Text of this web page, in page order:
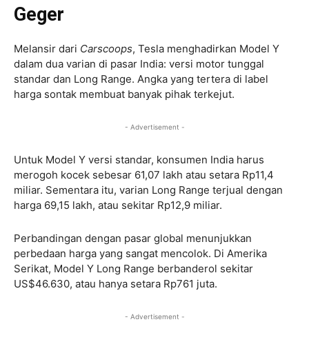
Geger
Melansir dari Carscoops, Tesla menghadirkan Model Y
dalam dua varian di pasar India: versi motor tunggal
standar dan Long Range. Angka yang tertera di label
harga sontak membuat banyak pihak terkejut.
- Advertisement -
Untuk Model Y versi standar, konsumen India harus
merogoh kocek sebesar 61,07 lakh atau setara Rp11,4
miliar. Sementara itu, varian Long Range terjual dengan
harga 69,15 lakh, atau sekitar Rp12,9 miliar.
Perbandingan dengan pasar global menunjukkan
perbedaan harga yang sangat mencolok. Di Amerika
Serikat, Model Y Long Range berbanderol sekitar
US$46.630, atau hanya setara Rp761 juta.
- Advertisement -